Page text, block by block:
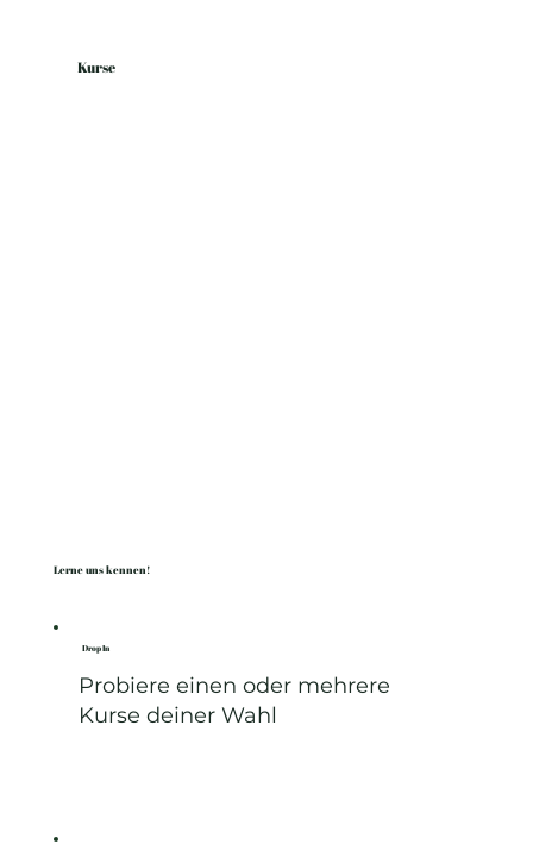
Kurse
Lerne uns kennen!
Drop In
Probiere einen oder mehrere
Kurse deiner Wahl